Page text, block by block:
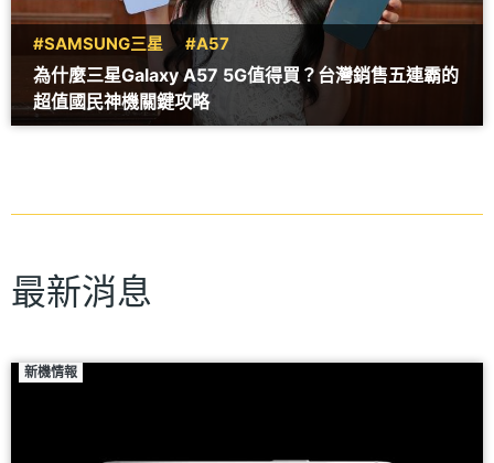
#SAMSUNG三星 #A57
為什麼三星Galaxy A57 5G值得買？台灣銷售五連霸的
超值國民神機關鍵攻略
最新消息
新機情報